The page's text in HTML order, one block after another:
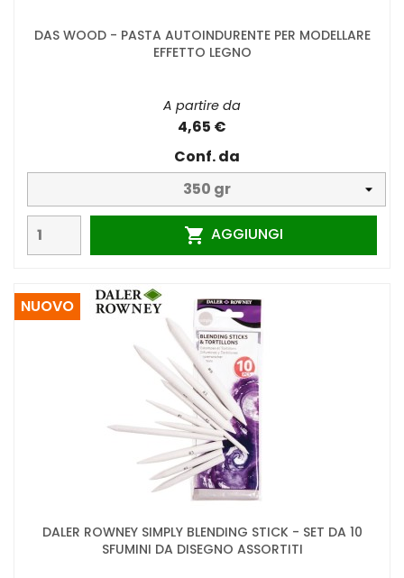
DAS WOOD - PASTA AUTOINDURENTE PER MODELLARE
EFFETTO LEGNO
A partire da
4,65 €
Conf. da
 AGGIUNGI
DALER ROWNEY SIMPLY BLENDING STICK - SET DA 10
SFUMINI DA DISEGNO ASSORTITI
NUOVO